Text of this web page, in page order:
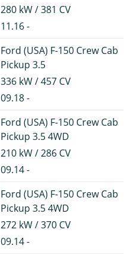
280 kW / 381 CV
11.16 -
Ford (USA) F-150 Crew Cab
Pickup 3.5
336 kW / 457 CV
09.18 -
Ford (USA) F-150 Crew Cab
Pickup 3.5 4WD
210 kW / 286 CV
09.14 -
Ford (USA) F-150 Crew Cab
Pickup 3.5 4WD
272 kW / 370 CV
09.14 -